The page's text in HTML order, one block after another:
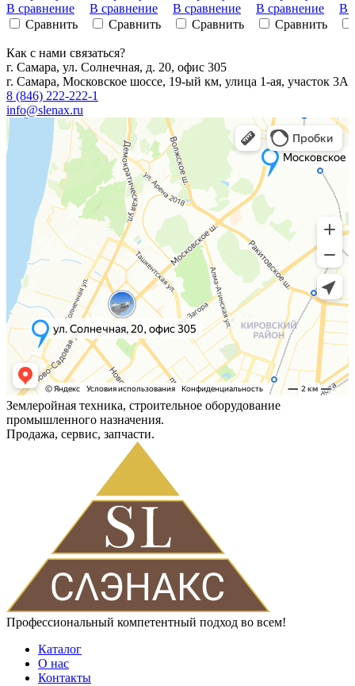
В сравнение
Сравнить
В сравнение
Сравнить
В сравнение
Сравнить
В сравнение
Сравнить
В
Как с нами связаться?
г. Самара, ул. Солнечная, д. 20, офис 305
г. Самара, Московское шоссе, 19-ый км, улица 1-ая, участок 3А
8 (846) 222-222-1
info@slenax.ru
Землеройная техника, строительное оборудование
промышленного назначения.
Продажа, сервис, запчасти.
Профессиональный компетентный подход во всем!
Каталог
О нас
Контакты